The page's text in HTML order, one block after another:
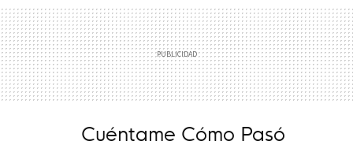
Cuéntame Cómo Pasó